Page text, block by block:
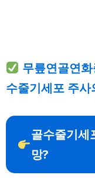
무릎연골연
수줄기세포 주
골수줄기세
망?